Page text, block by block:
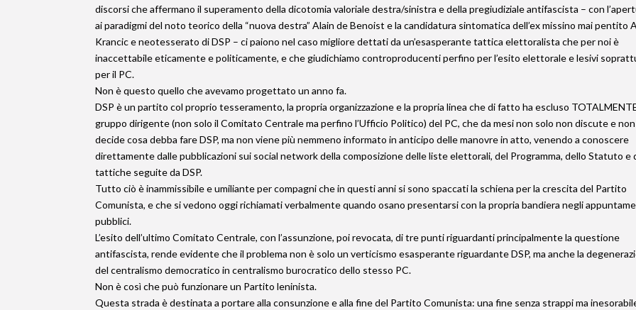
discorsi che affermano il superamento della dicotomia valoriale destra/sinistra e della pregiudiziale antifascista – con
ai paradigmi del noto teorico della “nuova destra” Alain de Benoist e la candidatura sintomatica dell’ex missino mai pentito
Krancic e neotesserato di DSP – ci paiono nel caso migliore dettati da un’esasperante tattica elettoralista che per noi è
inaccettabile eticamente e politicamente, e che giudichiamo controproducenti perfino per l’esito elettorale e lesivi
per il PC.
Non è questo quello che avevamo progettato un anno fa.
DSP è un partito col proprio tesseramento, la propria organizzazione e la propria linea che di fatto ha escluso
gruppo dirigente (non solo il Comitato Centrale ma perfino l’Ufficio Politico) del PC, che da mesi non solo non discute e non
decide cosa debba fare DSP, ma non viene più nemmeno informato in anticipo delle manovre in atto, venendo a conoscere
direttamente dalle pubblicazioni sui social network della composizione delle liste elettorali, del Programma, dello Statuto e
tattiche seguite da DSP.
Tutto ciò è inammissibile e umiliante per compagni che in questi anni si sono spaccati la schiena per la crescita del Partito
Comunista, e che si vedono oggi richiamati verbalmente quando osano presentarsi con la propria bandiera negli
pubblici.
L’esito dell’ultimo Comitato Centrale, con l’assunzione, poi revocata, di tre punti riguardanti principalmente la questione
antifascista, rende evidente che il problema non è solo un verticismo esasperante riguardante DSP, ma anche la
del centralismo democratico in centralismo burocratico dello stesso PC.
Non è così che può funzionare un Partito leninista.
Questa strada è destinata a portare alla consunzione e alla fine del Partito Comunista: una fine senza strappi ma